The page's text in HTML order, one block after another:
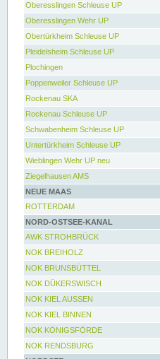
Oberesslingen Schleuse UP
Oberesslingen Wehr UP
Obertürkheim Schleuse UP
Pleidelsheim Schleuse UP
Plochingen
Poppenweiler Schleuse UP
Rockenau SKA
Rockenau Schleuse UP
Schwabenheim Schleuse UP
Untertürkheim Schleuse UP
Wieblingen Wehr UP neu
Ziegelhausen AMS
NEUE MAAS
ROTTERDAM
NORD-OSTSEE-KANAL
AWK STROHBRÜCK
NOK BREIHOLZ
NOK BRUNSBÜTTEL
NOK DÜKERSWISCH
NOK KIEL AUSSEN
NOK KIEL BINNEN
NOK KÖNIGSFÖRDE
NOK RENDSBURG